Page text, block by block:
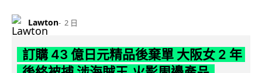
Lawton 2 日
訂購 43 億日元精品後棄單 大阪女 2 年